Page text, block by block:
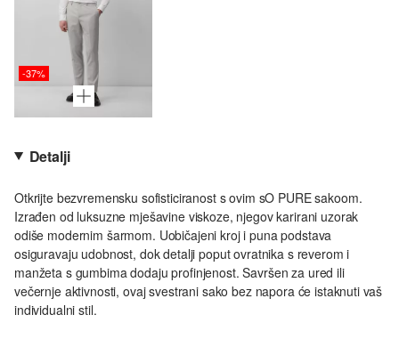
-37%
Detalji
Otkrijte bezvremensku sofisticiranost s ovim sO PURE sakoom.
Izrađen od luksuzne mješavine viskoze, njegov karirani uzorak
odiše modernim šarmom. Uobičajeni kroj i puna podstava
osiguravaju udobnost, dok detalji poput ovratnika s reverom i
manžeta s gumbima dodaju profinjenost. Savršen za ured ili
večernje aktivnosti, ovaj svestrani sako bez napora će istaknuti vaš
individualni stil.